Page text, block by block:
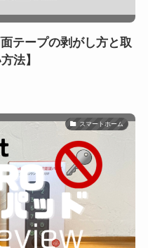
テープの剥がし方と取
法】
スマートホーム